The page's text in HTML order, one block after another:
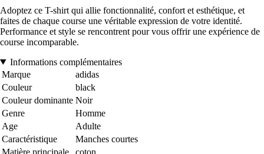
Adoptez ce T-shirt qui allie fonctionnalité, confort et esthétique, et
faites de chaque course une véritable expression de votre identité.
Performance et style se rencontrent pour vous offrir une expérience de
course incomparable.
Informations complémentaires
Marque
adidas
Couleur
black
Couleur dominante Noir
Genre
Homme
Age
Adulte
Caractéristique
Manches courtes
Matière principale
coton